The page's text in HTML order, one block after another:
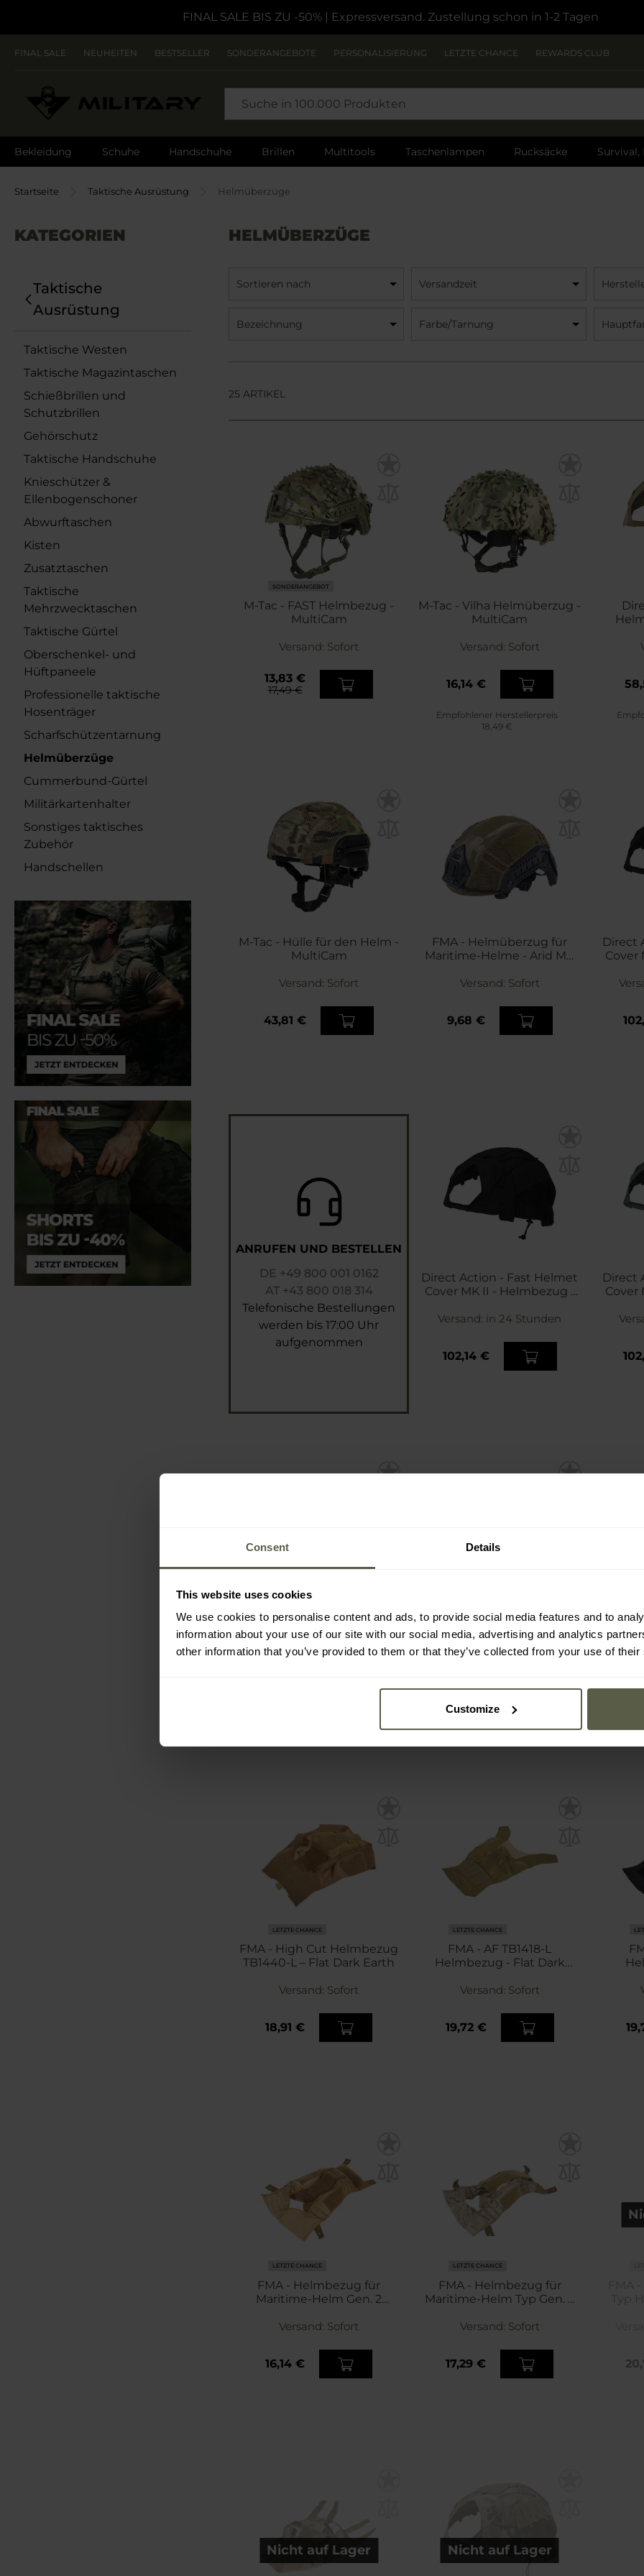
Consent Details
This website uses cookies
We use cookies to personalise content and ads, to provide social media features and to
information about your use of our site with our social media, advertising and analytics
other information that you’ve provided to them or that they’ve collected from your use of
Customize
FINAL SALE BIS ZU -50% | Expressversand. Zustellung schon in 1-2 Tagen
FINAL SALE NEUHEITEN BESTSELLER SONDERANGEBOTE PERSONALISIERUNG LETZTE CHANCE REWARDS CLUB
Bekleidung Schuhe Handschuhe Brillen Multitools Taschenlampen Rucksäcke
Startseite Taktische Ausrüstung Helmüberzüge
HELMÜBERZÜGE
KATEGORIEN
Taktische
Ausrüstung
Taktische Westen
Taktische Magazintaschen
Schießbrillen und
Schutzbrillen
Gehörschutz
Taktische Handschuhe
Knieschützer &
Ellenbogenschoner
Abwurftaschen
Kisten
Zusatztaschen
Taktische
Mehrzwecktaschen
Taktische Gürtel
Oberschenkel- und
Hüftpaneele
Professionelle taktische
Hosenträger
Scharfschützentarnung
Helmüberzüge
Cummerbund-Gürtel
Militärkartenhalter
Sonstiges taktisches
Zubehör
Handschellen
Sortieren nach Versandzeit
Bezeichnung Farbe/Tarnung
25 ARTIKEL
SONDERANGEBOT
M-Tac - FAST Helmbezug -
MultiCam
Versand: Sofort
13,83 €
17,49 €
M-Tac - Vilha Helmüberzug -
MultiCam
Versand: Sofort
16,14 €
Empfohlener Herstellerpreis
18,49 €
M-Tac - Hülle für den Helm -
MultiCam
Versand: Sofort
43,81 €
FMA - Helmüberzug für
Maritime-Helme - Arid MC
Versand: Sofort
9,68 €
Direct
Cover
ANRUFEN UND BESTELLEN
DE +49 800 001 0162
AT+43 800 018 314
Telefonische Bestellungen
werden bis 17:00 Uhr
aufgenommen
Direct Action - Fast Helmet
Cover MK II - Helmbezug -
Versand: in 24 Stunden
102,14 €
Direct
Cover
Direct Action - Fast Helmet
Cover MK II - Helmbezug -
Ranger Green
Versand:Sofort
Maskpol - LHO-01
Helmbezug für leichten
ballistischen Helm - Ranger
Green
Versand:Sofort
41,50 €
FMA
Typ
LETZTE CHANCE
FMA - High Cut Helmbezug
TB1440-L – Flat Dark Earth
Versand: Sofort
18,91 €
LETZTE CHANCE
FMA - AF TB1418-L
Helmbezug - Flat Dark
Versand: Sofort
19,72 €
LETZTE CHANCE
FMA - Helmbezug für
Maritime-Helm Gen. 2
Versand: Sofort
16,14 €
LETZTE CHANCE
FMA - Helmbezug für
Maritime-Helm Typ Gen. 2
Versand: Sofort
17,29 €
Nicht auf Lager Nicht auf Lager